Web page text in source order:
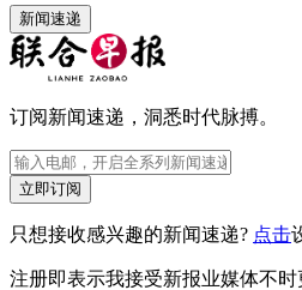
新闻速递
订阅新闻速递，洞悉时代脉搏。
立即订阅
只想接收感兴趣的新闻速递? 点击
注册即表示我接受新报业媒体不时